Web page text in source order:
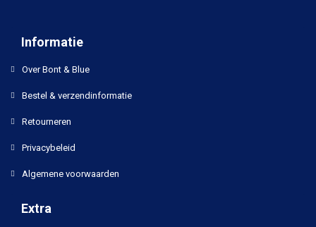
Informatie
Over Bont & Blue
Bestel & verzendinformatie
Retourneren
Privacybeleid
Algemene voorwaarden
Extra